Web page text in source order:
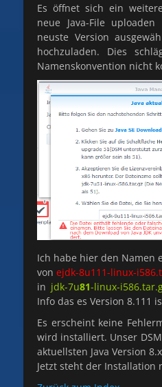
Es öffnet sich ein
neue Java-File
neuste Version
hochzuladen. Dies
Namenskonvention nicht
Ich habe hier den Namen
von ejdk-8u111-linux-
in jdk-7u81-linux-
Info das es Version 8.111
Es erscheint keine
wird installiert. Unser
aktuellsten Java Version 8.x
Jetzt steht der Installation